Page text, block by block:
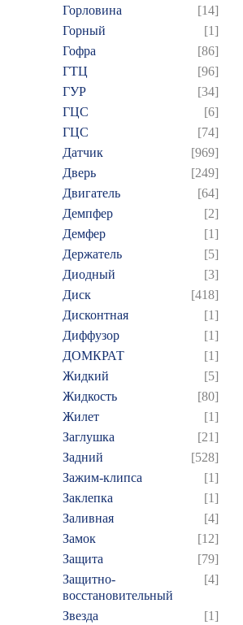
Горловина
[14]
Горный
[1]
Гофра
[86]
ГТЦ
[96]
ГУР
[34]
ГЦC
[6]
ГЦС
[74]
Датчик
[969]
Дверь
[249]
Двигатель
[64]
Демпфер
[2]
Демфер
[1]
Держатель
[5]
Диодный
[3]
Диск
[418]
Дисконтная
[1]
Диффузор
[1]
ДОМКРАТ
[1]
Жидкий
[5]
Жидкость
[80]
Жилет
[1]
Заглушка
[21]
Задний
[528]
Зажим-клипса
[1]
Заклепка
[1]
Заливная
[4]
Замок
[12]
Защита
[79]
Защитно-
восстановительный
[4]
Звезда
[1]